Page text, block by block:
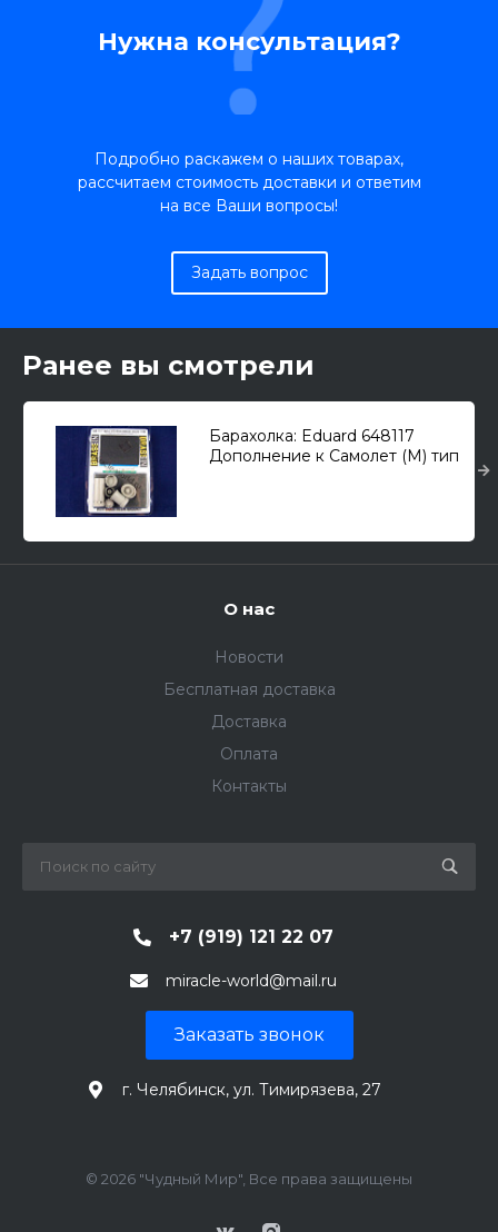
Нужна консультация?
Подробно раскажем о наших товарах,
рассчитаем стоимость доставки и ответим
на все Ваши вопросы!
Задать вопрос
Ранее вы смотрели
Барахолка: Eduard 648117
Дополнение к Самолет (М) тип
О нас
Новости
Бесплатная доставка
Доставка
Оплата
Контакты
+7 (919) 121 22 07
miracle-world@mail.ru
Заказать звонок
г. Челябинск, ул. Тимирязева, 27
© 2026 "Чудный Мир", Все права защищены